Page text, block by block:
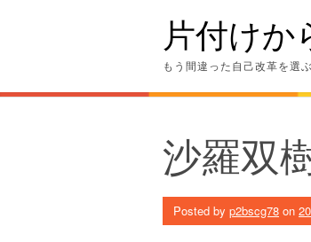
片付けか
もう間違った自己改革を選
沙羅双
Posted by p2bscg78 on